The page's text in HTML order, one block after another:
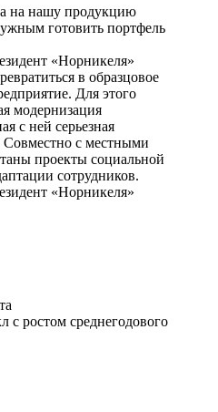
на нашу продукцию
готовить портфель
«Норникеля»
в образцовое
Для этого
модернизация
с ней серьезная
Совместно с местными
проекты социальной
сотрудников.
«Норникеля»
ростом среднегодового